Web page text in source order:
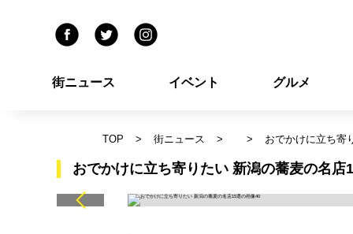
街ニュース イベント グルメ
TOP 街ニュース おでかけに立ち寄
おでかけに立ち寄りたい 新潟の蕎麦の名店